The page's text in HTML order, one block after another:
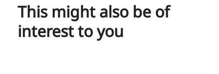
This might also be of
interest to you